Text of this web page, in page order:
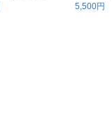
5,500円